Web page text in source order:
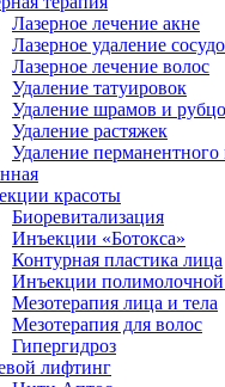
Лазерное лечение акне
Лазерное удаление
Лазерное лечение волос
Удаление татуировок
Удаление шрамов и
Удаление растяжек
Удаление
красоты
Биоревитализация
Инъекции «Ботокса»
Контурная пластика лица
Инъекции
Мезотерапия лица и тела
Мезотерапия для волос
Гипергидроз
лифтинг